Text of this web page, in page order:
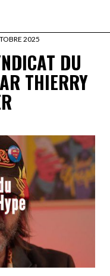
2025
DU
THIERRY